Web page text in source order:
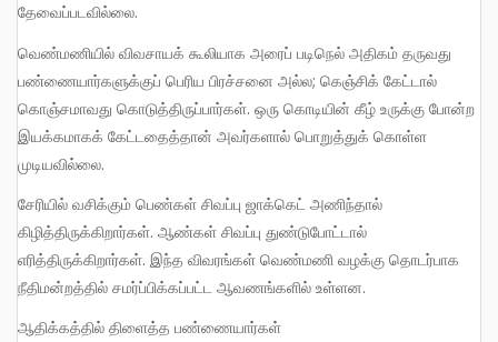
தேவைப்படவில்லை.
வெண்மணியில் விவசாயக் கூலியாக அரைப் படிநெல் அதிகம் தருவது
பண்ணையார்களுக்குப் பெரிய பிரச்சனை அல்ல; கெஞ்சிக் கேட்டால்
கொஞ்சமாவது கொடுத்திருப்பார்கள். ஒரு கொடியின் கீழ் உருக்கு போன்ற
இயக்கமாகக் கேட்டதைத்தான் அவர்களால் பொறுத்துக் கொள்ள
முடியவில்லை.
சேரியில் வசிக்கும் பெண்கள் சிவப்பு ஜாக்கெட் அணிந்தால்
கிழித்திருக்கிறார்கள். ஆண்கள் சிவப்பு துண்டுபோட்டால்
எரித்திருக்கிறார்கள். இந்த விவரங்கள் வெண்மணி வழக்கு தொடர்பாக
நீதிமன்றத்தில் சமர்ப்பிக்கப்பட்ட ஆவணங்களில் உள்ளன.
ஆதிக்கத்தில் திளைத்த பண்ணையார்கள்